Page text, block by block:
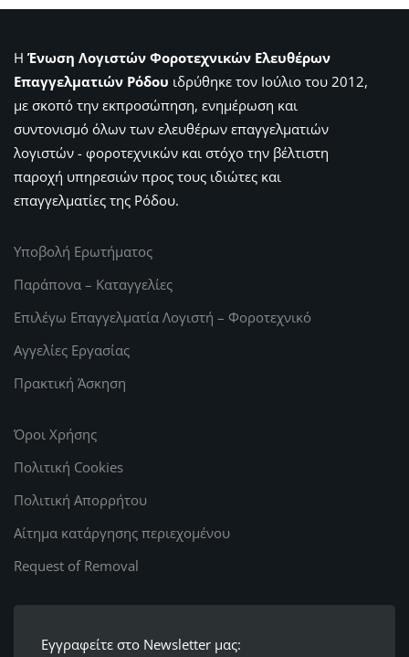
Η Ένωση Λογιστών Φοροτεχνικών Ελευθέρων
Επαγγελματιών Ρόδου ιδρύθηκε τον Ιούλιο του 2012,
με σκοπό την εκπροσώπηση, ενημέρωση και
συντονισμό όλων των ελευθέρων επαγγελματιών
λογιστών - φοροτεχνικών και στόχο την βέλτιστη
παροχή υπηρεσιών προς τους ιδιώτες και
επαγγελματίες της Ρόδου.
Υποβολή Ερωτήματος
Παράπονα – Καταγγελίες
Επιλέγω Επαγγελματία Λογιστή – Φοροτεχνικό
Αγγελίες Εργασίας
Πρακτική Άσκηση
Όροι Χρήσης
Πολιτική Cookies
Πολιτική Απορρήτου
Αίτημα κατάργησης περιεχομένου
Request of Removal
Εγγραφείτε στο Newsletter μας: